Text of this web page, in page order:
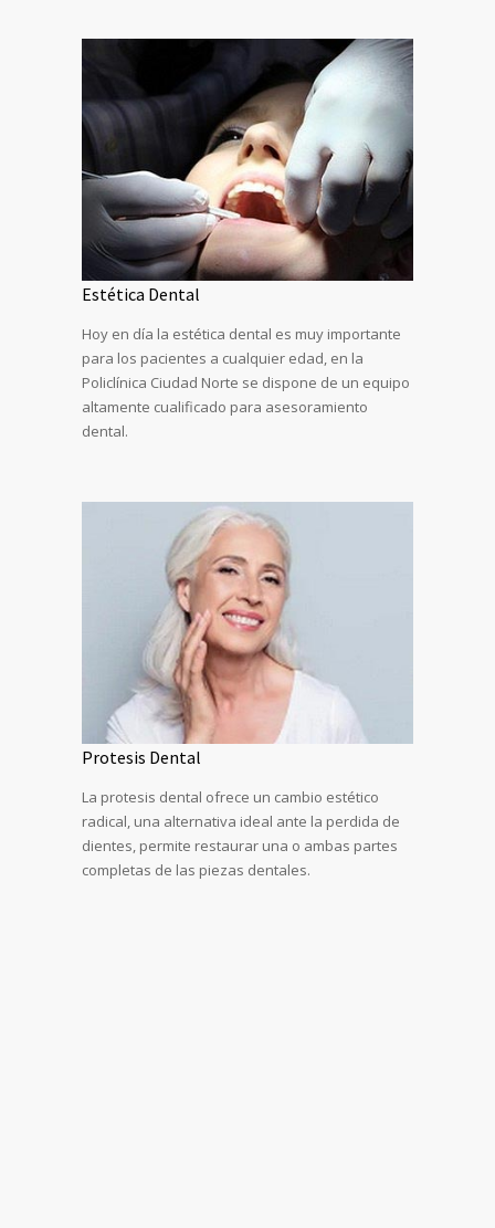
Estética Dental
Hoy en día la estética dental es muy importante
para los pacientes a cualquier edad, en la
Policlínica Ciudad Norte se dispone de un equipo
altamente cualificado para asesoramiento
dental.
Protesis Dental
La protesis dental ofrece un cambio estético
radical, una alternativa ideal ante la perdida de
dientes, permite restaurar una o ambas partes
completas de las piezas dentales.